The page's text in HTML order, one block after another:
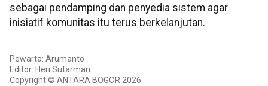
sebagai pendamping dan penyedia sistem agar
inisiatif komunitas itu terus berkelanjutan.
Pewarta: Arumanto
Editor: Heri Sutarman
Copyright © ANTARA BOGOR 2026